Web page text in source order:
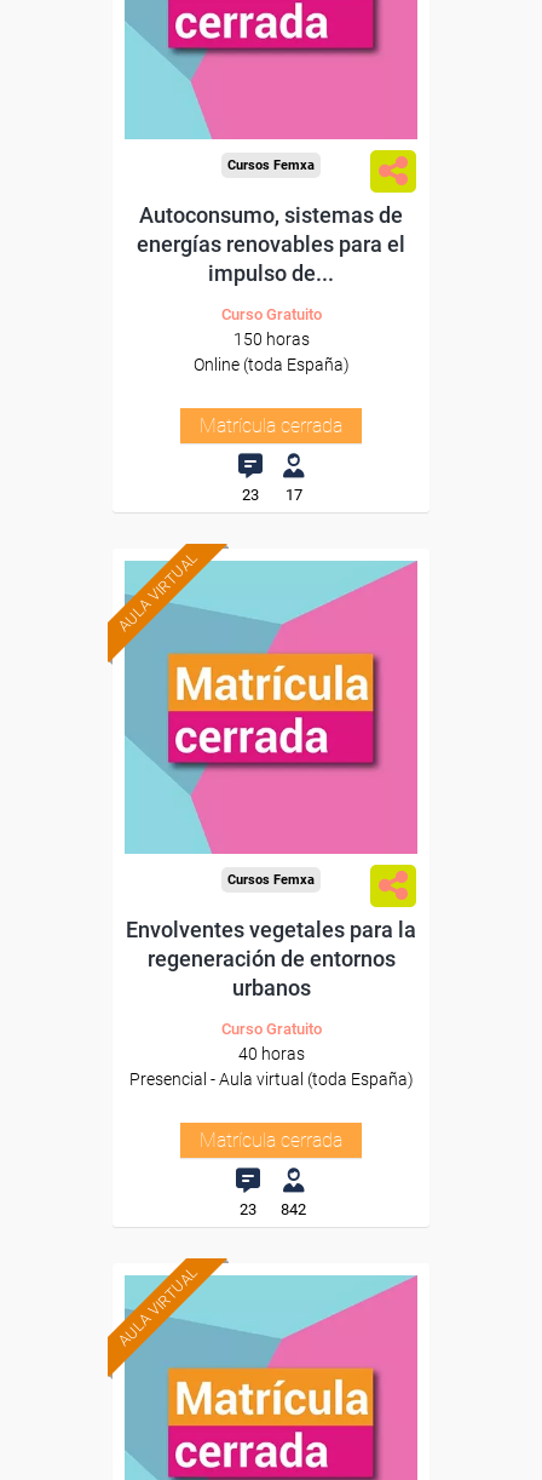
Cursos Femxa
Autoconsumo, sistemas de
energías renovables para el
impulso de...
Curso Gratuito
150 horas
Online (toda España)
Matrícula cerrada
23 17
AULA VIRTUAL
Cursos Femxa
Envolventes vegetales para la
regeneración de entornos
urbanos
Curso Gratuito
40 horas
Presencial - Aula virtual (toda España)
Matrícula cerrada
23 842
AULA VIRTUAL